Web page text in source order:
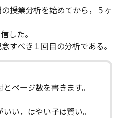
授業分析を始めてから，５ヶ
した。
すべき１回目の分析である。
ページ数を書きます。
い，はやい子は賢い。